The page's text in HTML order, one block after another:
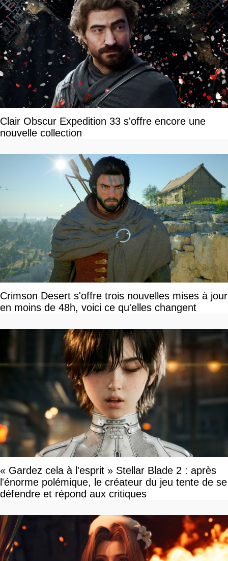
Clair Obscur Expedition 33 s'offre encore une
nouvelle collection
Crimson Desert s'offre trois nouvelles mises à jour
en moins de 48h, voici ce qu'elles changent
« Gardez cela à l'esprit » Stellar Blade 2 : après
l'énorme polémique, le créateur du jeu tente de se
défendre et répond aux critiques